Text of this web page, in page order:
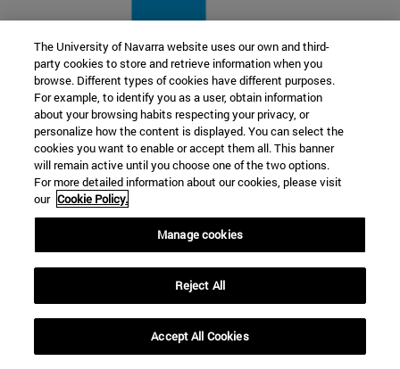
22 SEP
FUNCIÓN Y FICCIÓN. Varios artistas
Más información
The University of Navarra website uses our own and third-
party cookies to store and retrieve information when you
browse. Different types of cookies have different purposes.
For example, to identify you as a user, obtain information
about your browsing habits respecting your privacy, or
personalize how the content is displayed. You can select the
cookies you want to enable or accept them all. This banner
will remain active until you choose one of the two options.
For more detailed information about our cookies, please visit
our Cookie Policy.
Manage cookies
Reject All
Accept All Cookies